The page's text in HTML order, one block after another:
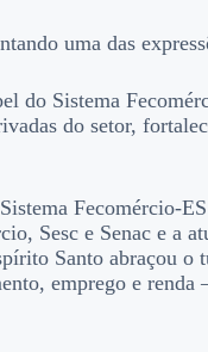
uma das
do Sistema
do setor,
Fecomércio-
Sesc e Senac e a
Santo abraçou o
emprego e